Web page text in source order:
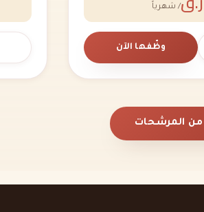
/ شهرياً
وظّفها الآن
من المرشحات